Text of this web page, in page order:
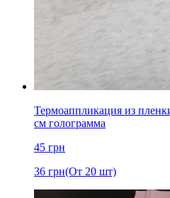
Термоаппликация из
см голограмма
45 грн
36 грн(От 20 шт)